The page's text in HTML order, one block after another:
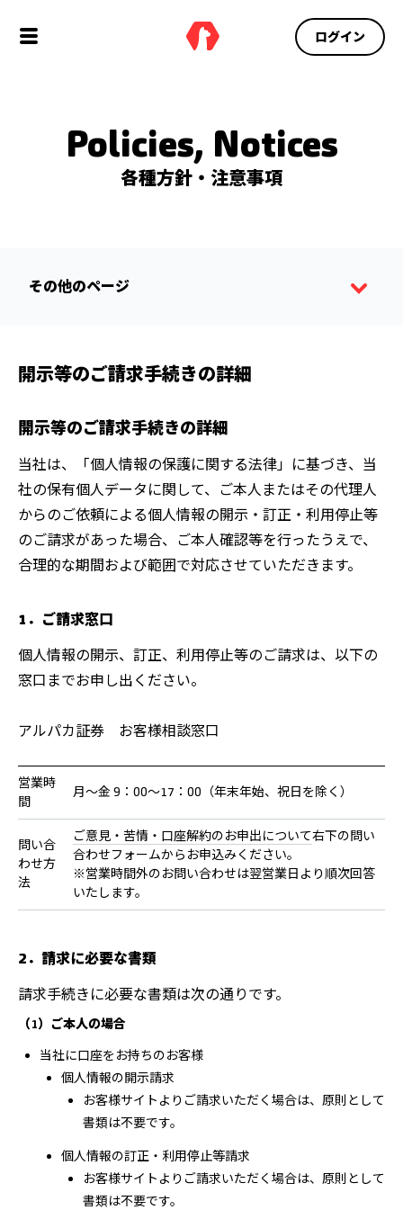
ログイン
Policies, Notices
各種方針・注意事項
その他のページ
開示等のご請求手続きの詳細
開示等のご請求手続きの詳細
当社は、「個人情報の保護に関する法律」に基づき、当
社の保有個人データに関して、ご本人またはその代理人
からのご依頼による個人情報の開示・訂正・利用停止等
のご請求があった場合、ご本人確認等を行ったうえで、
合理的な期間および範囲で対応させていただきます。
1．ご請求窓口
個人情報の開示、訂正、利用停止等のご請求は、以下の
窓口までお申し出ください。
アルパカ証券 お客様相談窓口
営業時
間
月～金 9：00～17：00（年末年始、祝日を除く）
問い合
わせ方
法
ご意見・苦情・口座解約のお申出について右下の問い
合わせフォームからお申込みください。
※営業時間外のお問い合わせは翌営業日より順次回答
いたします。
2．請求に必要な書類
請求手続きに必要な書類は次の通りです。
（1）ご本人の場合
当社に口座をお持ちのお客様
個人情報の開示請求
お客様サイトよりご請求いただく場合は、原則として
書類は不要です。
個人情報の訂正・利用停止等請求
お客様サイトよりご請求いただく場合は、原則として
書類は不要です。